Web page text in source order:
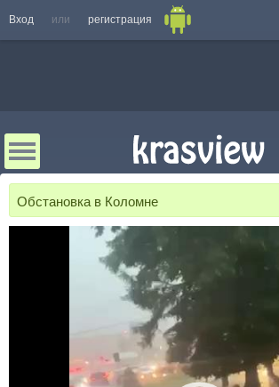
Вход или регистрация
Обстановка в Коломне